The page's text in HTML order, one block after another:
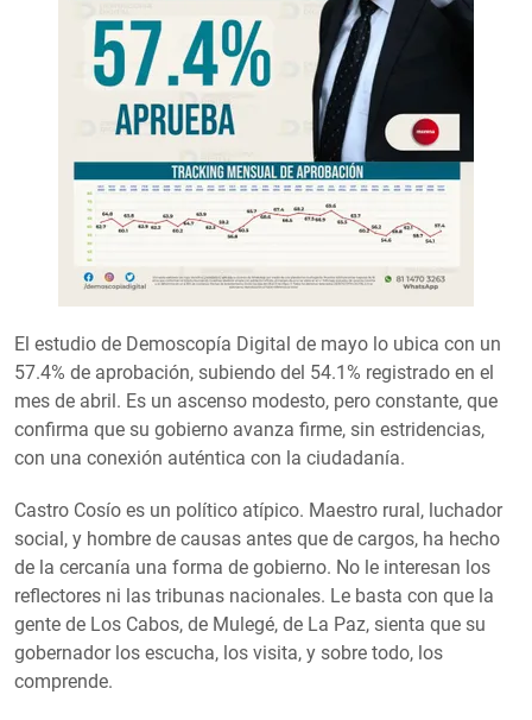
El estudio de Demoscopía Digital de mayo lo ubica con un
57.4% de aprobación, subiendo del 54.1% registrado en el
mes de abril. Es un ascenso modesto, pero constante, que
confirma que su gobierno avanza firme, sin estridencias,
con una conexión auténtica con la ciudadanía.
Castro Cosío es un político atípico. Maestro rural, luchador
social, y hombre de causas antes que de cargos, ha hecho
de la cercanía una forma de gobierno. No le interesan los
reflectores ni las tribunas nacionales. Le basta con que la
gente de Los Cabos, de Mulegé, de La Paz, sienta que su
gobernador los escucha, los visita, y sobre todo, los
comprende.